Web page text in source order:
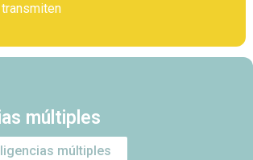
múltiples
múltiples